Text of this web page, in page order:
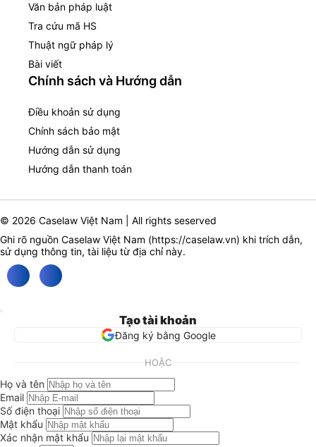
Văn bản pháp luật
Tra cứu mã HS
Thuật ngữ pháp lý
Bài viết
Chính sách và Hướng dẫn
Điều khoản sử dụng
Chính sách bảo mật
Hướng dẫn sử dụng
Hướng dẫn thanh toán
© 2026 Caselaw Việt Nam | All rights seserved
Ghi rõ nguồn Caselaw Việt Nam (https://caselaw.vn) khi trích dẫn,
sử dụng thông tin, tài liệu từ địa chỉ này.
Tạo tài khoản
Đăng ký bằng Google
HOẶC
Họ và tên
Email
Số điện thoại
Mật khẩu
Xác nhận mật khẩu